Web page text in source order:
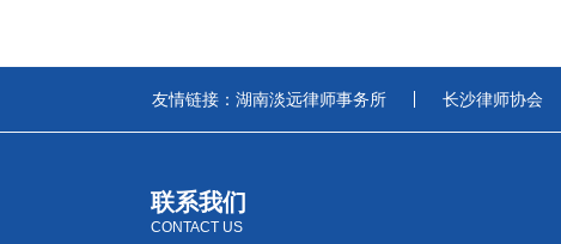
友情链接： 湖南淡远律师事务所 长沙律师协会
联系我们
CONTACT US